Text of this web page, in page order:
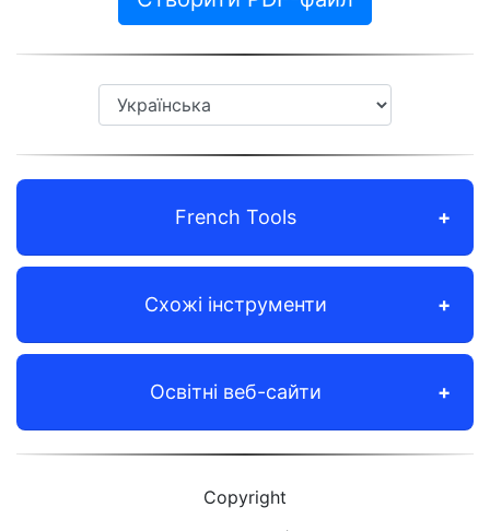
French Tools
Схожі інструменти
Освітні веб-сайти
Copyright